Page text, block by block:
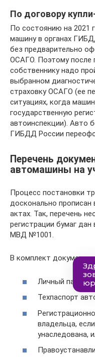
По договору
По состоянию на 2021
машину в органах
без предварительно
ОСАГО. Поэтому после
собственнику надо
выбранном
страховку ОСАГО (ее
ситуациях, когда
государственную
автоинспекции). Авто
ГИБДД России
Перечень
автомашины на
Процесс постановки
досконально
актах. Так, перечень
регистрации бумаг
МВД №1001.
В комплект
Личный
Техпаспорт
владельца,
унаследована,